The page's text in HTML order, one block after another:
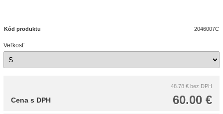
Kód produktu 2046007C
Veľkosť
48.78 € bez DPH
60.00 €
Cena s DPH